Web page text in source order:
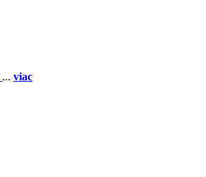
... viac